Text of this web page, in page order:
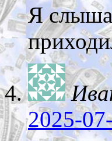
Я
2025-